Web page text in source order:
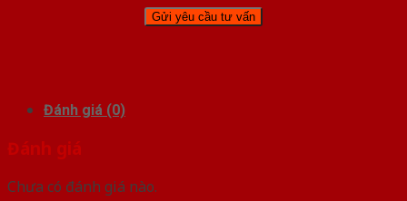
Đánh giá (0)
Đánh giá
Chưa có đánh giá nào.